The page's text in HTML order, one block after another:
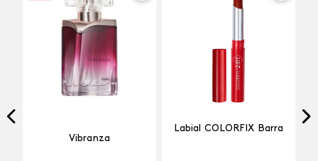
Vibranza
Labial COLORFIX Barra